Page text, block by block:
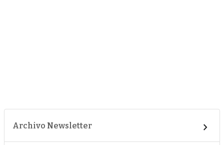
Archivo Newsletter